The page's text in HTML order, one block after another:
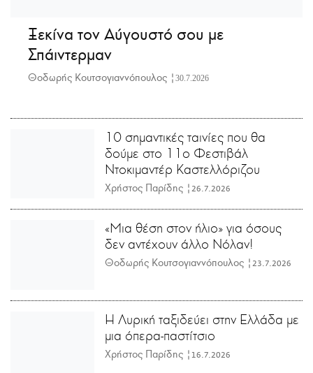
Ξεκίνα τον Αύγουστό σου με
Σπάιντερμαν
Θοδωρής Κουτσογιαννόπουλος | 30.7.2026
10 σημαντικές ταινίες που θα
δούμε στο 11ο Φεστιβάλ
Ντοκιμαντέρ Καστελλόριζου
Χρήστος Παρίδης | 26.7.2026
«Μια θέση στον ήλιο» για όσους
δεν αντέχουν άλλο Νόλαν!
Θοδωρής Κουτσογιαννόπουλος | 23.7.2026
Η Λυρική ταξιδεύει στην Ελλάδα με
μια όπερα-παστίτσιο
Χρήστος Παρίδης | 16.7.2026